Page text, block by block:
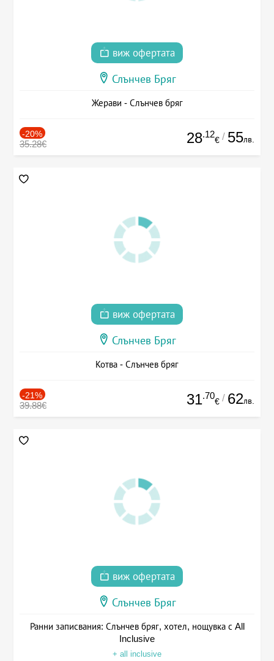
виж офертата
Слънчев Бряг
Жерави - Слънчев бряг
-20%
35.28€ 28.12
€ / 55лв.
виж офертата
Слънчев Бряг
Котва - Слънчев бряг
-21%
39.88€ 31.70
€ / 62лв.
виж офертата
Слънчев Бряг
Ранни записвания: Слънчев бряг, хотел, нощувка с All
Inclusive
+ all inclusive